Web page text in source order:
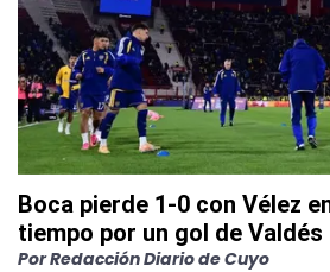
Boca pierde 1-0 con Vélez
tiempo por un gol de Valdés
PorRedacción Diario de Cuyo